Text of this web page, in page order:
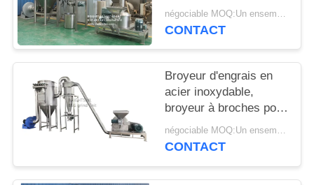
PRIVACY
POLICY
Mill Metal Oxyde ACM
GGRINder de
négociable MOQ:Un ensemble
CONTACT
Broyeur d'engrais en
acier inoxydable,
broyeur à broches pour
urée, avec CE
négociable MOQ:Un ensemble
CONTACT